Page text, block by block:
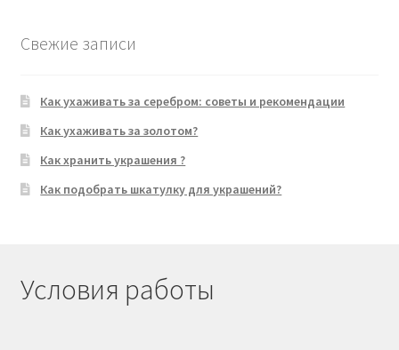
Свежие записи
Как ухаживать за серебром: советы и рекомендации
Как ухаживать за золотом?
Как хранить украшения ?
Как подобрать шкатулку для украшений?
Условия работы